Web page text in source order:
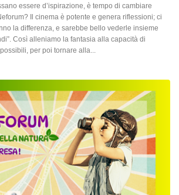
essere d’ispirazione, è tempo di cambiare
Il cinema è potente e genera riflessioni; ci
la differenza, e sarebbe bello vederle insieme
Così alleniamo la fantasia alla capacità di
per poi tornare alla...